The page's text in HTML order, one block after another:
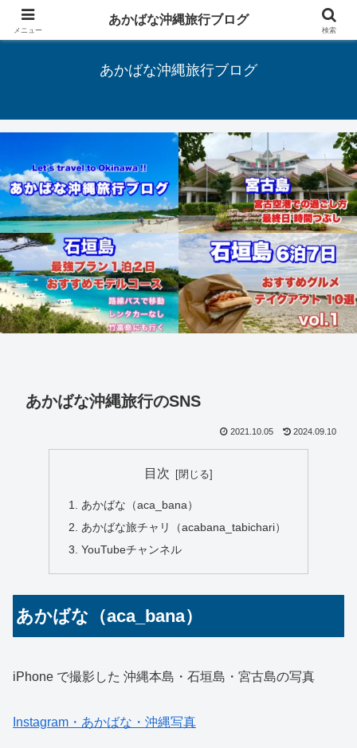
Let's travel to Okinawa !!
あかばな沖縄旅行ブログ
あかばな沖縄旅行のSNS
2021.10.05 2024.09.10
目次
あかばな（aca_bana）
あかばな旅チャリ（acabana_tabichari）
YouTubeチャンネル
あかばな（aca_bana）
iPhone で撮影した 沖縄本島・石垣島・宮古島の写真
Instagram・あかばな・沖縄写真
メニュー
あかばな沖縄旅行ブログ
検索